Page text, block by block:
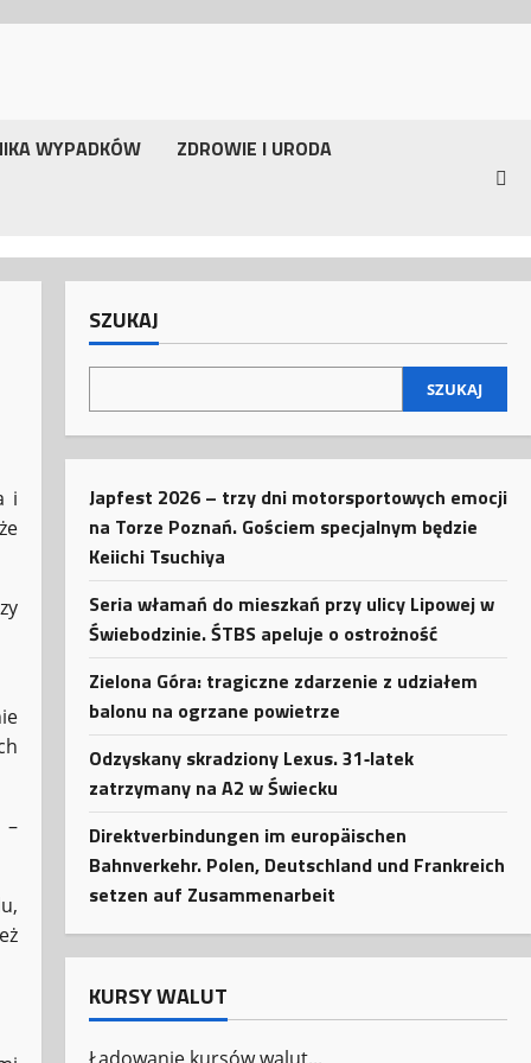
WYPADKÓW ZDROWIE I URODA
i
–
SZUKAJ
SZUKAJ
Japfest 2026 – trzy dni motorsportowych emocji
na Torze Poznań. Gościem specjalnym będzie
Keiichi Tsuchiya
Seria włamań do mieszkań przy ulicy Lipowej w
Świebodzinie. ŚTBS apeluje o ostrożność
Zielona Góra: tragiczne zdarzenie z udziałem
balonu na ogrzane powietrze
Odzyskany skradziony Lexus. 31‑latek
zatrzymany na A2 w Świecku
Direktverbindungen im europäischen
Bahnverkehr. Polen, Deutschland und Frankreich
setzen auf Zusammenarbeit
KURSY WALUT